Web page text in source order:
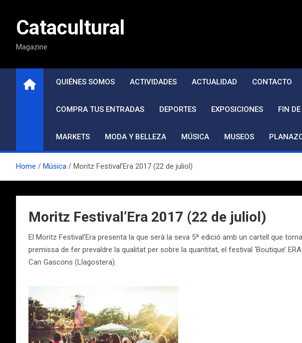
contenidoCatacultural
Magazine
QUIÉNES SOMOS ACTIVIDADES ACTUALIDAD CONTACTO
COMPRA TUS ENTRADAS DEPORTES EXPOSICIONES FIN
MARKETS MODA Y BELLEZA MÚSICA MUSEOS
Home Música Moritz Festival’Era 2017 (22 de juliol)
Moritz Festival’Era 2017 (22 de juliol)
El Moritz Festival’Era presenta la que serà la seva 5ª edició amb un cartell que
premissa de fer prevaldre la qualitat per sobre la quantitat, el festival ‘Boutique’
Can Gascons (Llagostera).